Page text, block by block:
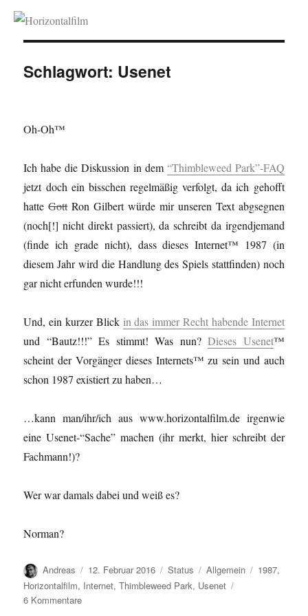
Horizontalfilm
Schlagwort: Usenet
Oh-Oh™
Ich habe die Diskussion in dem “Thimbleweed Park”-FAQ
jetzt doch ein bisschen regelmäßig verfolgt, da ich gehofft
hatteGottRon Gilbert würde mir unseren Text abgsegnen
(noch[!] nicht direkt passiert), da schreibt da irgendjemand
(finde ich grade nicht), dass dieses Internet™ 1987 (in
diesem Jahr wird die Handlung des Spiels stattfinden) noch
gar nicht erfunden wurde!!!
Und, ein kurzer Blick in das immer Recht habende Internet
und “Bautz!!!” Es stimmt! Was nun?Dieses Usenet™
scheint der Vorgänger dieses Internets™ zu sein und auch
schon 1987 existiert zu haben…
…kann man/ihr/ich aus www.horizontalfilm.de irgenwie
eine Usenet-“Sache” machen (ihr merkt, hier schreibt der
Fachmann!)?
Wer war damals dabei und weiß es?
Norman?
Autor
Andreas
Veröffentlicht
am
12. Februar 2016 Format
Status Kategorien
Allgemein 1987,
Horizontalfilm, Internet,Thimbleweed Park, Usenet
6 Kommentarezu